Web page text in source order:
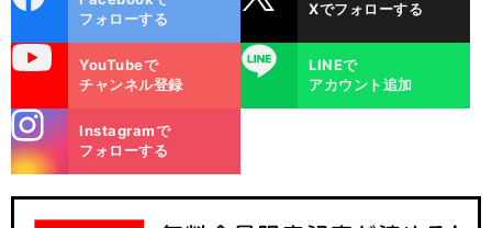
ok
フォローする
Xでフォローする
YouTubeで
チャンネル登録
LINE
LINEで
アカウント追加
m
Instagramで
フォローする